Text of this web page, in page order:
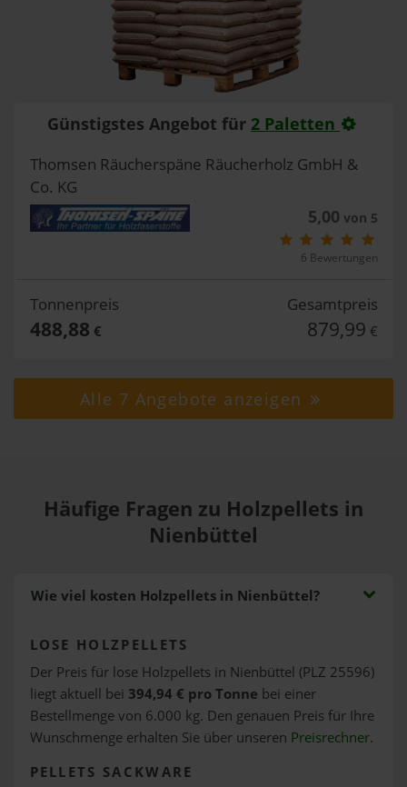
Günstigstes Angebot für 2 Paletten
Thomsen Räucherspäne Räucherholz GmbH &
Co. KG
5,00 von 5
6 Bewertungen
Tonnenpreis
488,88 €
Gesamtpreis
879,99 €
Alle 7 Angebote anzeigen
Häufige Fragen zu Holzpellets in
Nienbüttel
Wie viel kosten Holzpellets in Nienbüttel?
LOSE HOLZPELLETS
Der Preis für lose Holzpellets in Nienbüttel (PLZ 25596)
liegt aktuell bei 394,94 € pro Tonne bei einer
Bestellmenge von 6.000 kg. Den genauen Preis für Ihre
Wunschmenge erhalten Sie über unseren Preisrechner.
PELLETS SACKWARE